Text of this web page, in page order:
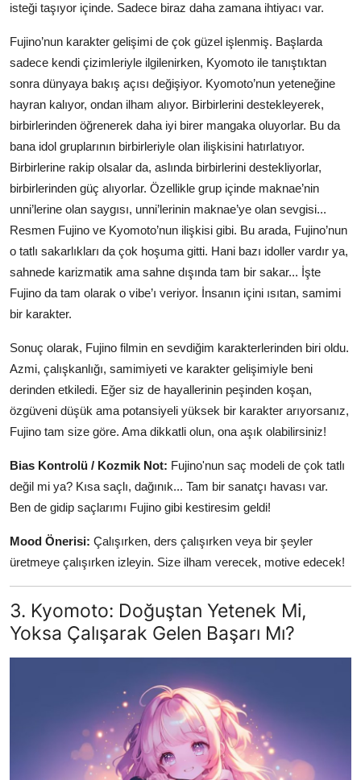
isteği taşıyor içinde. Sadece biraz daha zamana ihtiyacı var.
Fujino’nun karakter gelişimi de çok güzel işlenmiş. Başlarda
sadece kendi çizimleriyle ilgilenirken, Kyomoto ile tanıştıktan
sonra dünyaya bakış açısı değişiyor. Kyomoto’nun yeteneğine
hayran kalıyor, ondan ilham alıyor. Birbirlerini destekleyerek,
birbirlerinden öğrenerek daha iyi birer mangaka oluyorlar. Bu da
bana idol gruplarının birbirleriyle olan ilişkisini hatırlatıyor.
Birbirlerine rakip olsalar da, aslında birbirlerini destekliyorlar,
birbirlerinden güç alıyorlar. Özellikle grup içinde maknae’nin
unni’lerine olan saygısı, unni’lerinin maknae’ye olan sevgisi...
Resmen Fujino ve Kyomoto’nun ilişkisi gibi. Bu arada, Fujino’nun
o tatlı sakarlıkları da çok hoşuma gitti. Hani bazı idoller vardır ya,
sahnede karizmatik ama sahne dışında tam bir sakar... İşte
Fujino da tam olarak o vibe’ı veriyor. İnsanın içini ısıtan, samimi
bir karakter.
Sonuç olarak, Fujino filmin en sevdiğim karakterlerinden biri oldu.
Azmi, çalışkanlığı, samimiyeti ve karakter gelişimiyle beni
derinden etkiledi. Eğer siz de hayallerinin peşinden koşan,
özgüveni düşük ama potansiyeli yüksek bir karakter arıyorsanız,
Fujino tam size göre. Ama dikkatli olun, ona aşık olabilirsiniz!
Bias Kontrolü / Kozmik Not: Fujino'nun saç modeli de çok tatlı
değil mi ya? Kısa saçlı, dağınık... Tam bir sanatçı havası var.
Ben de gidip saçlarımı Fujino gibi kestiresim geldi!
Mood Önerisi: Çalışırken, ders çalışırken veya bir şeyler
üretmeye çalışırken izleyin. Size ilham verecek, motive edecek!
3. Kyomoto: Doğuştan Yetenek Mi,
Yoksa Çalışarak Gelen Başarı Mı?